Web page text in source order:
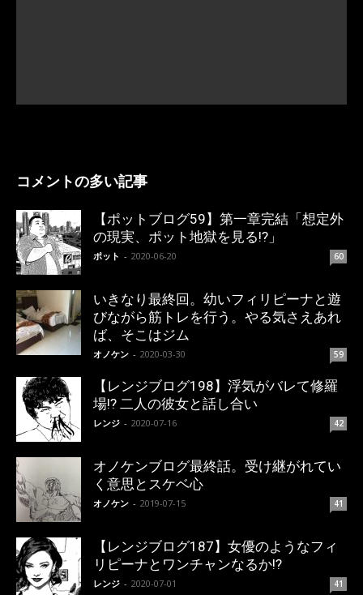
コメントの多い記事
【ポットブログ59】第一章完結「想定外
の現実、ポット地獄を見る!?」
ポット - 2020-06-20 60
いきなり最終回。幼いフィリピーナと遊
びながら筋トレを行う。やる気さえあれ
ば、そこはジム
オノケン - 2020-03-30 59
【レンジブログ198】浮気がバレて修羅
場!? 二人の彼女と話し合い
レンジ - 2020-07-16 42
オノケンブログ最終話。受け継がれてい
く意思とスケベ心
オノケン - 2019-07-15 41
【レンジブログ187】女優のようなフィ
リピーナとワンチャンなるか!?
レンジ - 2020-07-01 41